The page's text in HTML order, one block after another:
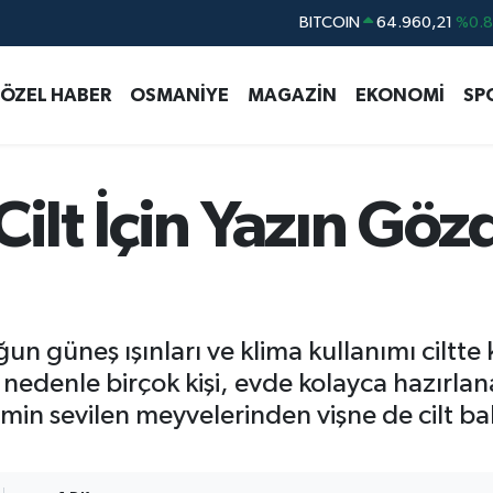
ÖZEL HABER OSMANİYE MAGAZİN EKONOMİ
İçin Yazın
güneş ışınları ve klima kullanımı
birçok kişi, evde kolayca
sevilen meyvelerinden vişne de cilt